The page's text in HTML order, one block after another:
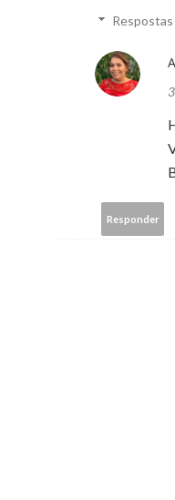
Respostas
Responder